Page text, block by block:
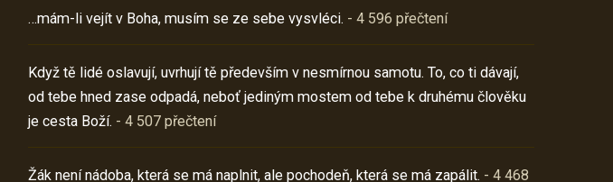
…mám-li vejít v Boha, musím se ze sebe vysvléci. - 4 596 přečtení
Když tě lidé oslavují, uvrhují tě především v nesmírnou samotu. To, co ti dávají,
od tebe hned zase odpadá, neboť jediným mostem od tebe k druhému člověku
je cesta Boží. - 4 507 přečtení
Žák není nádoba, která se má naplnit, ale pochodeň, která se má zapálit. - 4 468